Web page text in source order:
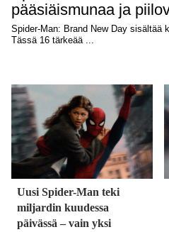
Uusi Spider-Man teki
miljardin kuudessa
päivässä – vain yksi